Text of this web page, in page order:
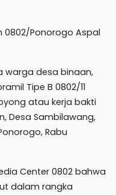
warga desa binaan,
Tipe B 0802/11
atau kerja bakti
Desa Sambilawang,
Rabu
Center 0802 bahwa
dalam rangka